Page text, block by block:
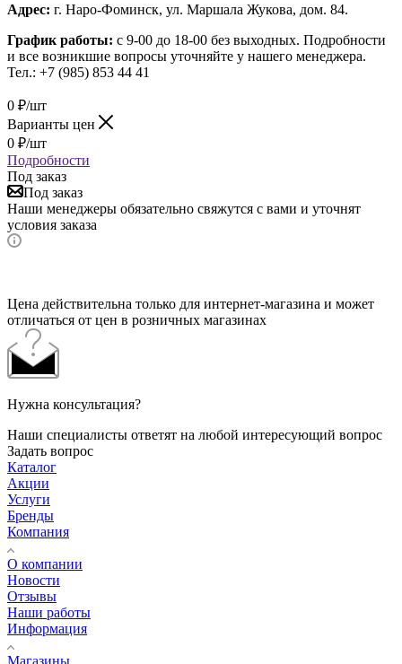
Адрес: г. Наро-Фоминск, ул. Маршала Жукова, дом. 84.
График работы: с 9-00 до 18-00 без выходных. Подробности
и все возникшие вопросы уточняйте у нашего менеджера.
Тел.: +7 (985) 853 44 41
0 ₽/шт
Варианты цен
0 ₽/шт
Подробности
Под заказ
Под заказ
Наши менеджеры обязательно свяжутся с вами и уточнят
условия заказа
Цена действительна только для интернет-магазина и может
отличаться от цен в розничных магазинах
Нужна консультация?
Наши специалисты ответят на любой интересующий вопрос
Задать вопрос
Каталог
Акции
Услуги
Бренды
Компания
О компании
Новости
Отзывы
Наши работы
Информация
Магазины